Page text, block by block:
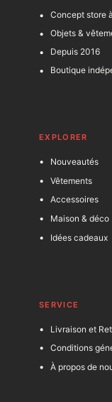
Concept store
Objets &
Depuis 2016
Boutique
EXPLORER
Nouveautés
Vêtements
Accessoires
Maison & déco
Idées cadeaux
SERVICE
Livraison et
Conditions
À propos de